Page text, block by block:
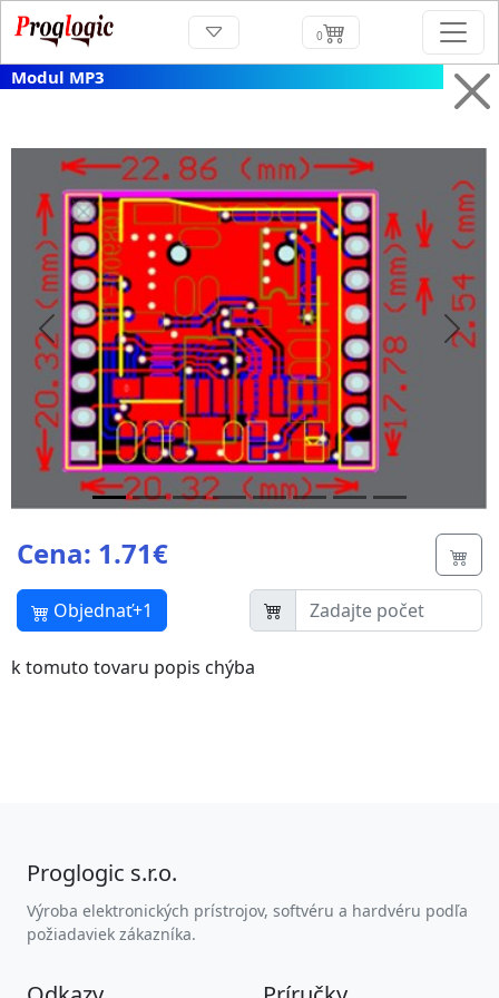
0
Modul MP3
Previous Next
Cena: 1.71€
Objednať+1
k tomuto tovaru popis chýba
Proglogic s.r.o.
Výroba elektronických prístrojov, softvéru a hardvéru podľa
požiadaviek zákazníka.